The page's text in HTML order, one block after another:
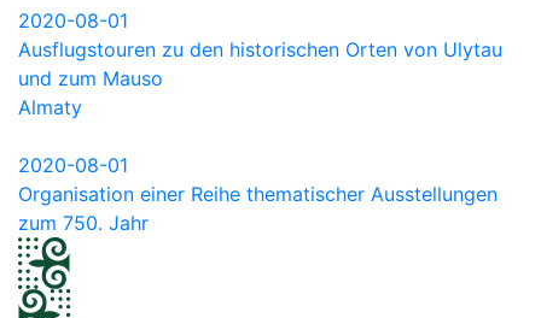
2020-08-01
Ausflugstouren zu den historischen Orten von Ulytau
und zum Mauso
Almaty
2020-08-01
Organisation einer Reihe thematischer Ausstellungen
zum 750. Jahr